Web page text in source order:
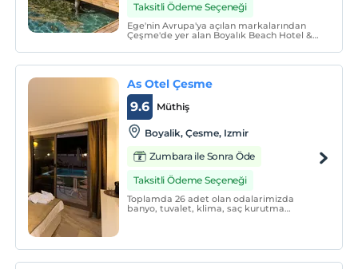
Taksitli Ödeme Seçeneği
Ege'nin Avrupa'ya açılan markalarından
Çeşme'de yer alan Boyalık Beach Hotel &
üçlüsü ile mükemmel bir tatil vaat ediyor.
As Otel Çesme
Müthiş
9.6
Boyalik, Çesme, Izmir
Zumbara ile Sonra Öde
Taksitli Ödeme Seçeneği
Toplamda 26 adet olan odalarimizda
banyo, tuvalet, klima, saç kurutma